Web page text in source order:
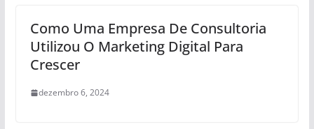
Como Uma Empresa De Consultoria
Utilizou O Marketing Digital Para
Crescer
dezembro 6, 2024